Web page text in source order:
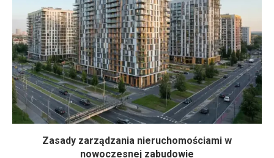
Zasady zarządzania nieruchomościami w
nowoczesnej zabudowie